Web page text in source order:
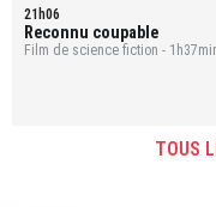
21h06
Reconnu coupable
Film de science fiction -
TOUS